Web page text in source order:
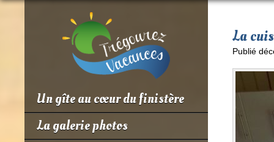
Un gîte au cœur du finistère
La galerie photos
La
Publié